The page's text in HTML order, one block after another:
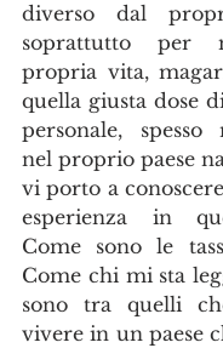
diverso dal
soprattutto per
propria vita,
quella giusta dose
personale, spesso
nel proprio paese
vi porto a
esperienza in
Come sono le
Come chi mi sta
sono tra quelli
vivere in un paese